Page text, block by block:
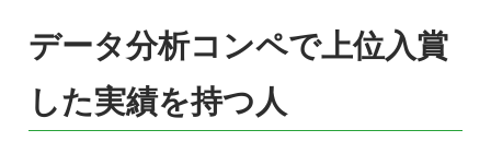
データ分析コンペで上位入賞
した実績を持つ人